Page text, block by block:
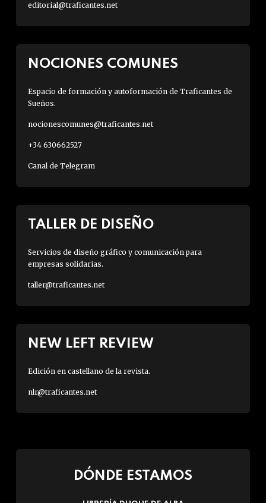
editorial@traficantes.net
NOCIONES COMUNES
Espacio de formación y autoformación de Traficantes de
Sueños.
nocionescomunes@traficantes.net
+34 630662527
Canal de Telegram
TALLER DE DISEÑO
Servicios de diseño gráfico y comunicación para
empresas solidarias.
taller@traficantes.net
NEW LEFT REVIEW
Edición en castellano de la revista.
nlr@traficantes.net
DÓNDE ESTAMOS